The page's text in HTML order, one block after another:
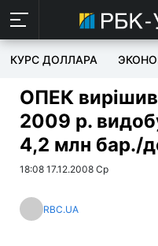
КУРС ДОЛЛАРА
ОПЕК вирішив
2009 р.
4,2 млн бар./
18:08 17.12.2008 Ср
RBC.UA